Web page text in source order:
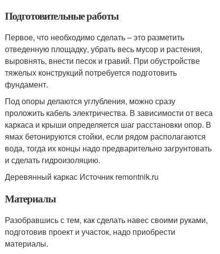
Подготовительные работы
Первое, что необходимо сделать – это разметить
отведенную площадку, убрать весь мусор и растения,
выровнять, внести песок и гравий. При обустройстве
тяжелых конструкций потребуется подготовить
фундамент.
Под опоры делаются углубления, можно сразу
проложить кабель электричества. В зависимости от веса
каркаса и крыши определяется шаг расстановки опор. В
ямах бетонируются стойки, если рядом располагаются
вода, тогда их концы надо предварительно загрунтовать
и сделать гидроизоляцию.
Деревянный каркас Источник remontnik.ru
Материалы
Разобравшись с тем, как сделать навес своими руками,
подготовив проект и участок, надо приобрести
материалы.